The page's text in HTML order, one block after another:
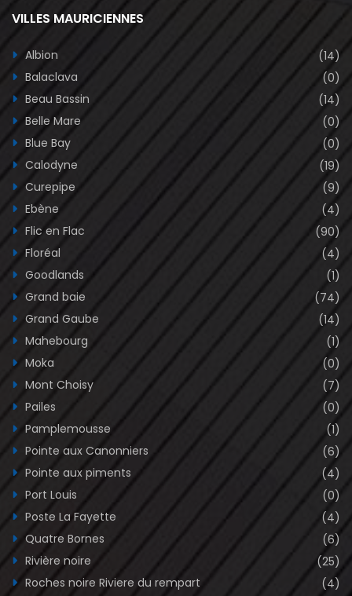
VILLES MAURICIENNES
Albion
(14)
Balaclava
(0)
Beau Bassin
(14)
Belle Mare
(0)
Blue Bay
(0)
Calodyne
(19)
Curepipe
(9)
Ebène
(4)
Flic en Flac
(90)
Floréal
(4)
Goodlands
(1)
Grand baie
(74)
Grand Gaube
(14)
Mahebourg
(1)
Moka
(0)
Mont Choisy
(7)
Pailes
(0)
Pamplemousse
(1)
Pointe aux Canonniers
(6)
Pointe aux piments
(4)
Port Louis
(0)
Poste La Fayette
(4)
Quatre Bornes
(6)
Rivière noire
(25)
Roches noire Riviere du rempart
(4)